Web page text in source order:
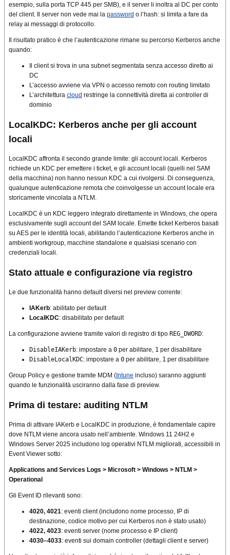
esempio, sulla porta TCP 445 per SMB), e il server li inoltra al DC per conto
del client. Il server non vede mai la password o l’hash: si limita a fare da
relay ai messaggi di protocollo.
Il risultato pratico è che l’autenticazione rimane su percorso Kerberos anche
quando:
Il client si trova in una subnet segmentata senza accesso diretto ai
DC
L’accesso avviene via VPN o accesso remoto con routing limitato
L’architettura cloud restringe la connettività diretta ai controller di
dominio
LocalKDC: Kerberos anche per gli account
locali
LocalKDC affronta il secondo grande limite: gli account locali. Kerberos
richiede un KDC per emettere i ticket, e gli account locali (quelli nel SAM
della macchina) non hanno nessun KDC a cui rivolgersi. Di conseguenza,
qualunque autenticazione remota che coinvolgesse un account locale era
storicamente vincolata a NTLM.
LocalKDC è un KDC leggero integrato direttamente in Windows, che opera
esclusivamente sugli account del SAM locale. Emette ticket Kerberos basati
su AES per le identità locali, abilitando l’autenticazione Kerberos anche in
ambienti workgroup, macchine standalone e qualsiasi scenario con
credenziali locali.
Stato attuale e configurazione via registro
Le due funzionalità hanno default diversi nel preview corrente:
IAKerb: abilitato per default
LocalKDC: disabilitato per default
La configurazione avviene tramite valori di registro di tipo REG_DWORD:
DisableIAKerb: impostare a 0 per abilitare, 1 per disabilitare
DisableLocalKDC: impostare a 0 per abilitare, 1 per disabilitare
Group Policy e gestione tramite MDM ( Intune incluso) saranno aggiunti
quando le funzionalità usciranno dalla fase di preview.
Prima di testare: auditing NTLM
Prima di attivare IAKerb e LocalKDC in produzione, è fondamentale capire
dove NTLM viene ancora usato nell’ambiente. Windows 11 24H2 e
Windows Server 2025 includono log operativi NTLM migliorati, accessibili in
Event Viewer sotto:
Applications and Services Logs > Microsoft > Windows > NTLM >
Operational
Gli Event ID rilevanti sono:
4020, 4021: eventi client (includono nome processo, IP di
destinazione, codice motivo per cui Kerberos non è stato usato)
4022, 4023: eventi server (nome processo e IP client)
4030–4033: eventi sui domain controller (dettagli client e server)